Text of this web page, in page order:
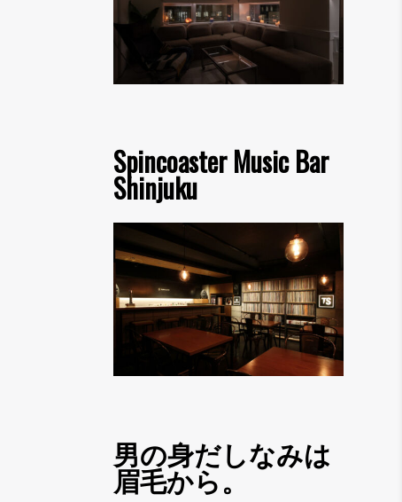
Spincoaster Music Bar
Shinjuku
男の身だしなみは
眉毛から。